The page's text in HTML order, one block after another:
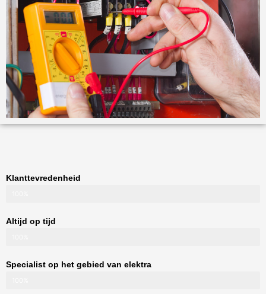
Klanttevredenheid
Altijd op tijd
Specialist op het gebied van elektra